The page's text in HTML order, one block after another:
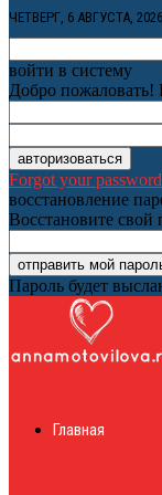
ЧЕТВЕРГ, 6 АВГУСТА, 2026
войти в систему
Добро пожаловать!
Forgot your
восстановление
Восстановите свой
Пароль будет
Главная